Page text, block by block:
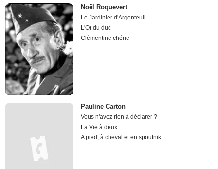
Noël Roquevert
Le Jardinier d'Argenteuil
L'Or du duc
Clémentine chérie
Pauline Carton
Vous n'avez rien à déclarer ?
La Vie à deux
A pied, à cheval et en spoutnik